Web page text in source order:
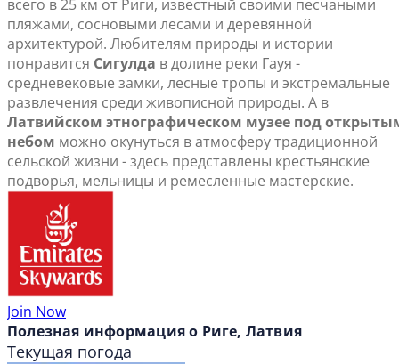
всего в 25 км от Риги, известный своими песчаными
пляжами, сосновыми лесами и деревянной
архитектурой. Любителям природы и истории
понравится Сигулда в долине реки Гауя -
средневековые замки, лесные тропы и экстремальные
развлечения среди живописной природы. А в
Латвийском этнографическом музее под
небом можно окунуться в атмосферу традиционной
сельской жизни - здесь представлены крестьянские
подворья, мельницы и ремесленные мастерские.
Join Now
Полезная информация о Риге, Латвия
Текущая погода